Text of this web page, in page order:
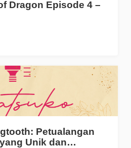
Dragon Episode 4 –
Petualangan
Unik dan…